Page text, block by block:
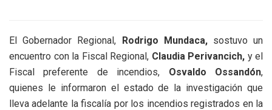
El Gobernador Regional, Rodrigo Mundaca,sostuvo un
encuentro con la Fiscal Regional, Claudia Perivancich, y el
Fiscal preferente de incendios, Osvaldo Ossandón,
quienes le informaron el estado de la investigación que
lleva adelante la fiscalía por los incendios registrados en la